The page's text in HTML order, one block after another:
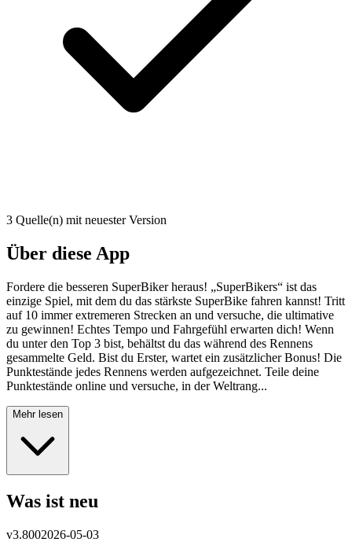
3 Quelle(n) mit neuester Version
Über diese App
Fordere die besseren SuperBiker heraus! „SuperBikers“ ist das
einzige Spiel, mit dem du das stärkste SuperBike fahren kannst! Tritt
auf 10 immer extremeren Strecken an und versuche, die ultimative
zu gewinnen! Echtes Tempo und Fahrgefühl erwarten dich! Wenn
du unter den Top 3 bist, behältst du das während des Rennens
gesammelte Geld. Bist du Erster, wartet ein zusätzlicher Bonus! Die
Punktestände jedes Rennens werden aufgezeichnet. Teile deine
Punktestände online und versuche, in der Weltrang...
Mehr lesen
Was ist neu
v3.8002026-05-03